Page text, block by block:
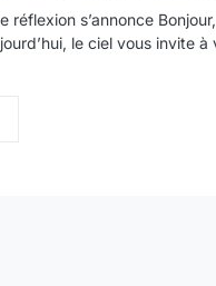
réflexion s’annonce
le ciel vous invite à